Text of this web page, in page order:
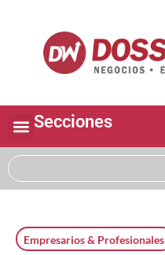
Secciones
Empresarios & Profesionales